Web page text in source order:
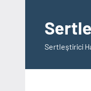
Sertleştirici